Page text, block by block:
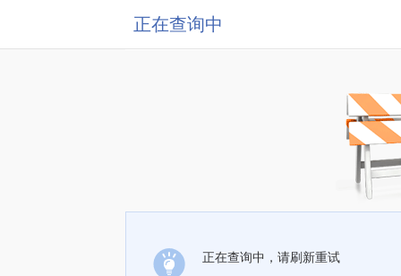
正在查询中
正在查询中，请刷新重试